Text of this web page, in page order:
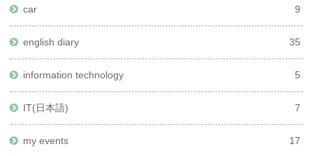
car 9
english diary 35
information technology 5
IT(日本語) 7
my events 17